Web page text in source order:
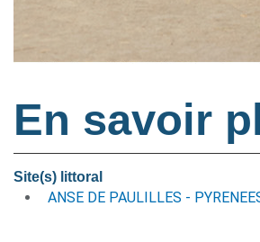
En savoir
Site(s) littoral
ANSE DE PAULILLES -